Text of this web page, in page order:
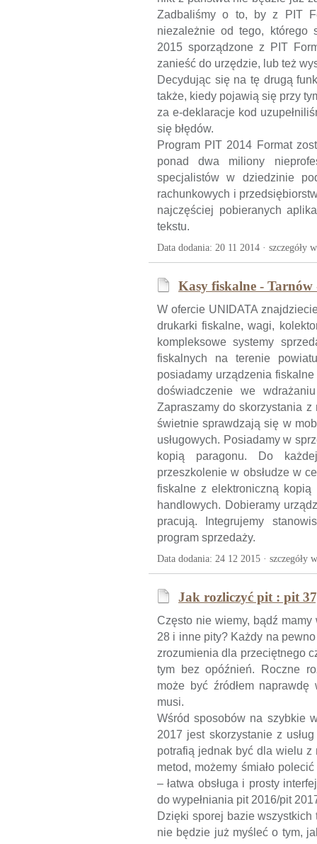
Zadbaliśmy o to, by z PIT
niezależnie od tego, którego
2015 sporządzone z PIT
zanieść do urzędzie, lub też
Decydując się na tę drugą
także, kiedy pojawią się przy
za e-deklaracje kod
się błędów.
Program PIT 2014 Format
ponad dwa miliony
specjalistów w dziedzinie
rachunkowych i
najczęściej pobieranych
tekstu.
Data dodania: 20 11 2014 · szczegóły
Kasy fiskalne -
W ofercie UNIDATA
drukarki fiskalne, wagi,
kompleksowe systemy
fiskalnych na terenie
posiadamy urządzenia
doświadczenie we
Zapraszamy do skorzystania z
świetnie sprawdzają się w
usługowych. Posiadamy w
kopią paragonu. Do
przeszkolenie w obsłudze w
fiskalne z elektroniczną
handlowych. Dobieramy
pracują. Integrujemy
program sprzedaży.
Data dodania: 24 12 2015 · szczegóły
Jak rozliczyć pit : pit
Często nie wiemy, bądź
28 i inne pity? Każdy na
zrozumienia dla przeciętnego
tym bez opóźnień. Roczne
może być źródłem
musi.
Wśród sposobów na szybkie
2017 jest skorzystanie z
potrafią jednak być dla wielu z
metod, możemy śmiało
– łatwa obsługa i prosty
do wypełniania pit 2016/pit
Dzięki sporej bazie wszystkich
nie będzie już myśleć o tym,